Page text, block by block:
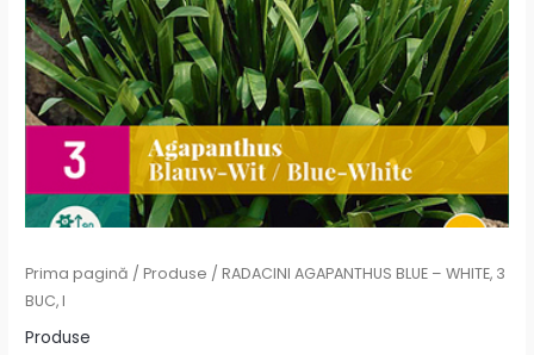
Prima pagină /Produse / RADACINI AGAPANTHUS BLUE – WHITE, 3
BUC, I
Produse